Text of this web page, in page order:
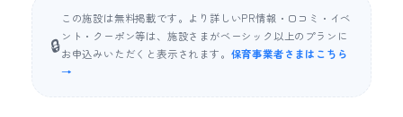
🔒
この施設は無料掲載です。より詳しいPR情報・口コミ・イベ
ント・クーポン等は、施設さまがベーシック以上のプランに
お申込みいただくと表示されます。 保育事業者さまはこちら
→